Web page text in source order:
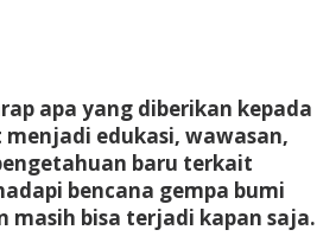
apa yang diberikan kepada
edukasi, wawasan,
baru terkait
bencana gempa bumi
masih bisa terjadi kapan saja.